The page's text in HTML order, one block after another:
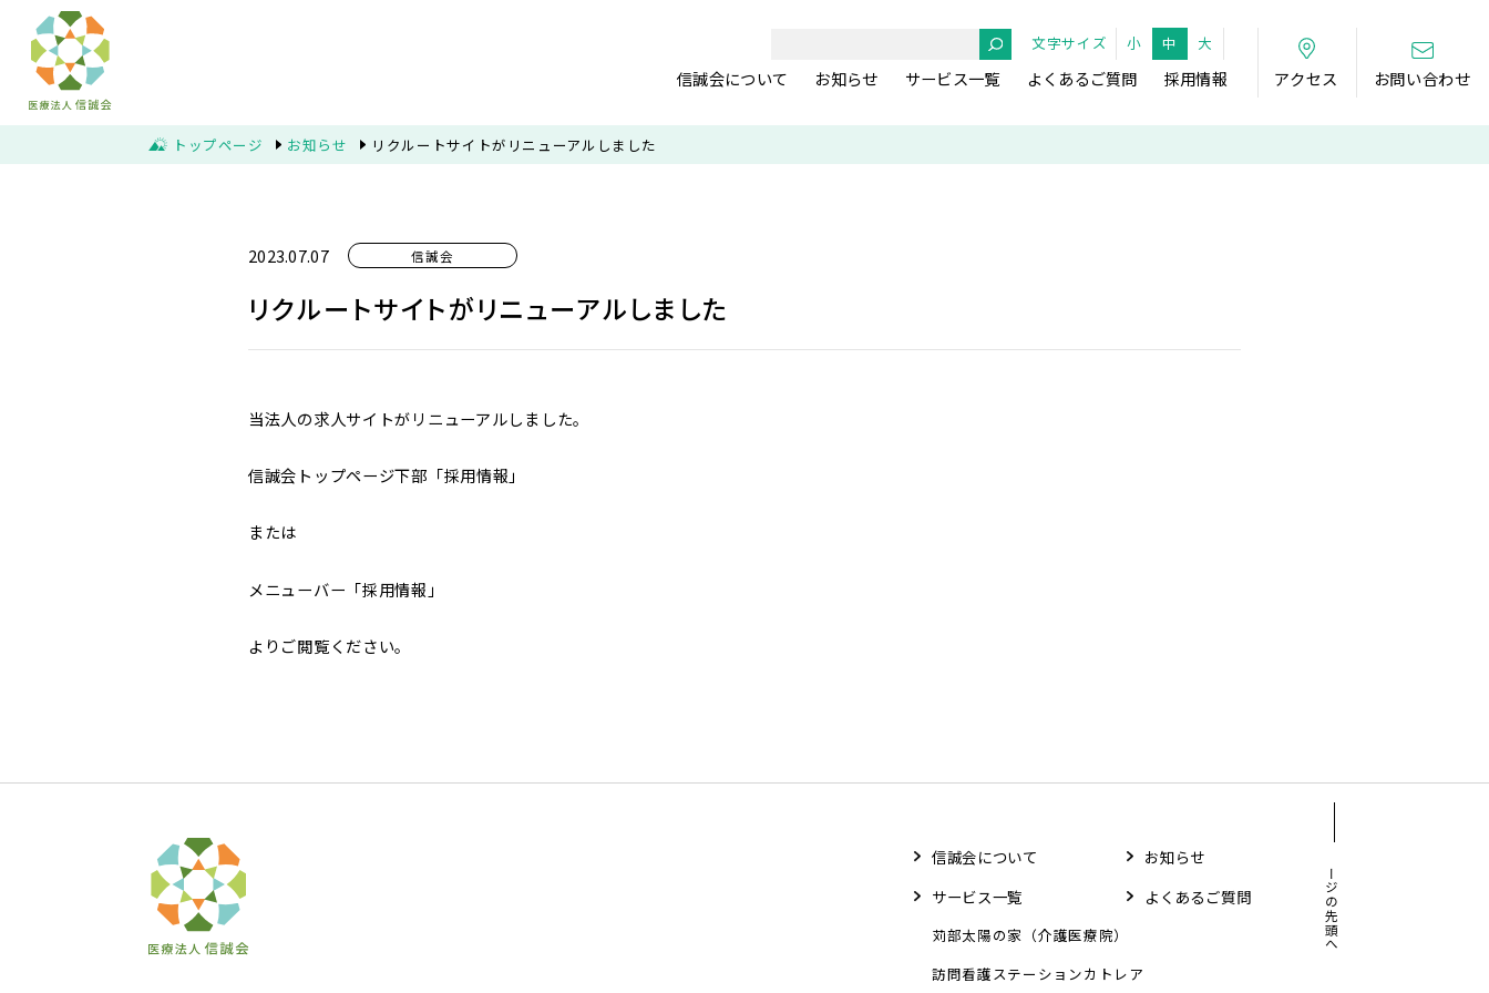
文字サイズ 小 中 大
信誠会について お知らせ サービス一覧 よくあるご質問 採用情報 アクセス お問い合わせ
トップページ お知らせ リクルートサイトがリニューアルしました
2023.07.07 信誠会
リクルートサイトがリニューアルしました
当法人の求人サイトがリニューアルしました。
信誠会トップページ下部「採用情報」
または
メニューバー「採用情報」
よりご閲覧ください。
信誠会について
お知らせ
サービス一覧
苅部太陽の家（介護医療院）
訪問看護ステーションカトレア
よくあるご質問 ページの先頭へ